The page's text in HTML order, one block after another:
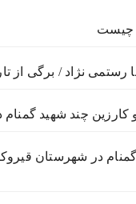
چیست
نژاد / برگی از
چند شهید گمنام
شهید گمنام در شهرستان